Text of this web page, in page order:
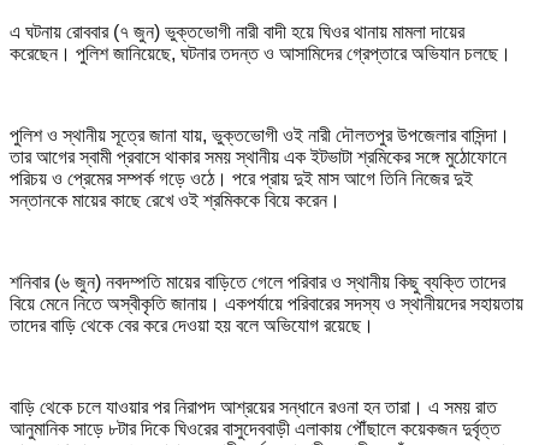
এ ঘটনায় রোববার (৭ জুন) ভুক্তভোগী নারী বাদী হয়ে ঘিওর থানায় মামলা দায়ের
করেছেন। পুলিশ জানিয়েছে, ঘটনার তদন্ত ও আসামিদের গ্রেপ্তারে অভিযান চলছে।
পুলিশ ও স্থানীয় সূত্রে জানা যায়, ভুক্তভোগী ওই নারী দৌলতপুর উপজেলার বাসিন্দা।
তার আগের স্বামী প্রবাসে থাকার সময় স্থানীয় এক ইটভাটা শ্রমিকের সঙ্গে মুঠোফোনে
পরিচয় ও প্রেমের সম্পর্ক গড়ে ওঠে। পরে প্রায় দুই মাস আগে তিনি নিজের দুই
সন্তানকে মায়ের কাছে রেখে ওই শ্রমিককে বিয়ে করেন।
শনিবার (৬ জুন) নবদম্পতি মায়ের বাড়িতে গেলে পরিবার ও স্থানীয় কিছু ব্যক্তি তাদের
বিয়ে মেনে নিতে অস্বীকৃতি জানায়। একপর্যায়ে পরিবারের সদস্য ও স্থানীয়দের সহায়তায়
তাদের বাড়ি থেকে বের করে দেওয়া হয় বলে অভিযোগ রয়েছে।
বাড়ি থেকে চলে যাওয়ার পর নিরাপদ আশ্রয়ের সন্ধানে রওনা হন তারা। এ সময় রাত
আনুমানিক সাড়ে ৮টার দিকে ঘিওরের বাসুদেববাড়ী এলাকায় পৌঁছালে কয়েকজন দুর্বৃত্ত